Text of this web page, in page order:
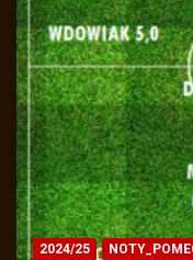
2024/25